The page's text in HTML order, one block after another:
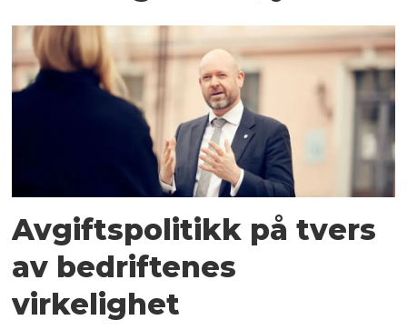
Avgiftspolitikk på tvers
av bedriftenes
virkelighet